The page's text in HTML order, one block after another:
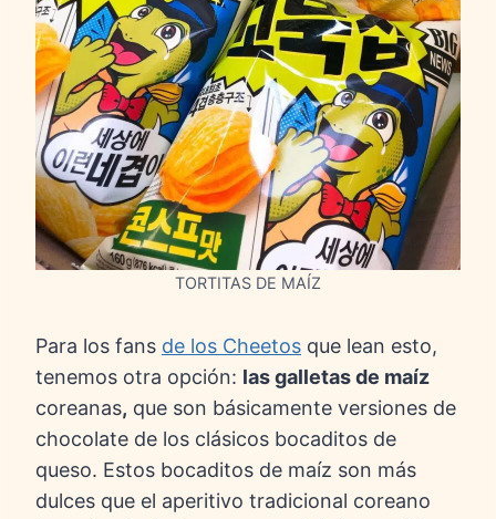
TORTITAS DE MAÍZ
Para los fans de los Cheetos que lean esto,
tenemos otra opción: las galletas de maíz
coreanas, que son básicamente versiones de
chocolate de los clásicos bocaditos de
queso. Estos bocaditos de maíz son más
dulces que el aperitivo tradicional coreano